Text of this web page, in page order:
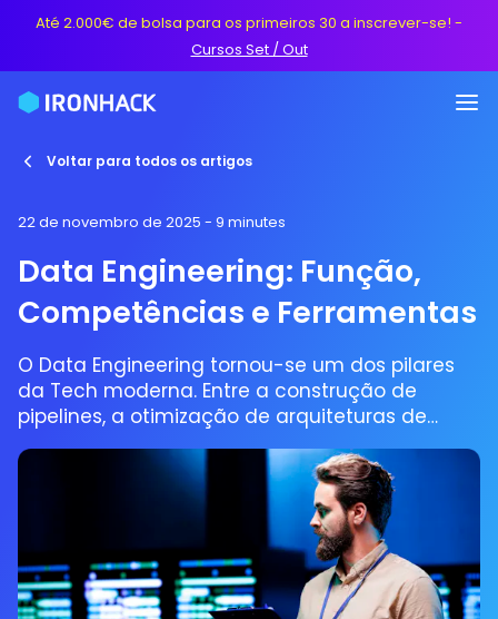
Até 2.000€ de bolsa para os primeiros 30 a inscrever-se! -
Cursos Set / Out
Voltar para todos os artigos
22 de novembro de 2025 - 9 minutes
Data Engineering: Função,
Competências e Ferramentas
O Data Engineering tornou-se um dos pilares
da Tech moderna. Entre a construção de
pipelines, a otimização de arquiteturas de
dados, a gestão de fluxos massivos de
informação e a preparação dos dados para
equipas de Data Science e Analytics, o papel
do Data Engineer nunca foi tão estratégico.